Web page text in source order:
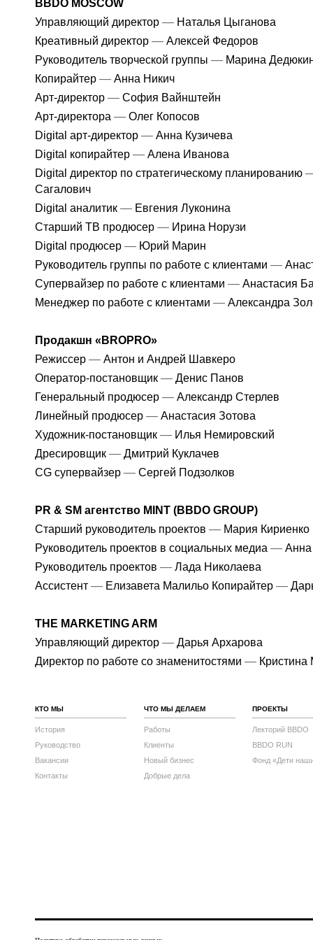
BBDO MOSCOW
Управляющий директор — Наталья Цыганова
Креативный директор — Алексей Федоров
Руководитель творческой группы — Марина
Копирайтер — Анна Никич
Арт-директор — София Вайнштейн
Арт-директора — Олег Копосов
Digital арт-директор — Анна Кузичева
Digital копирайтер — Алена Иванова
Digital директор по стратегическому планированию
Сагалович
Digital аналитик — Евгения Луконина
Старший ТВ продюсер — Ирина Норузи
Digital продюсер — Юрий Марин
Руководитель группы по работе с клиентами —
Супервайзер по работе с клиентами — Анастасия
Менеджер по работе с клиентами — Александра
Продакшн «BROPRO»
Режиссер — Антон и Андрей Шавкеро
Оператор-постановщик — Денис Панов
Генеральный продюсер — Александр Стерлев
Линейный продюсер — Анастасия Зотова
Художник-постановщик — Илья Немировский
Дресировщик — Дмитрий Куклачев
CG супервайзер — Сергей Подзолков
PR & SM агентство MINT (BBDO GROUP)
Старший руководитель проектов — Мария Кириенко
Руководитель проектов в социальных медиа — Анна
Руководитель проектов — Лада Николаева
Ассистент — Елизавета Малильо Копирайтер —
THE MARKETING ARM
Управляющий директор — Дарья Архарова
Директор по работе со знаменитостями — Кристина
КТО МЫ
История
Руководство
Вакансии
Контакты
ЧТО МЫ ДЕЛАЕМ
Работы
Клиенты
Новый бизнес
Добрые дела
ПРОЕКТЫ
Лекторий BBDO
BBDO RUN
Фонд «Дети